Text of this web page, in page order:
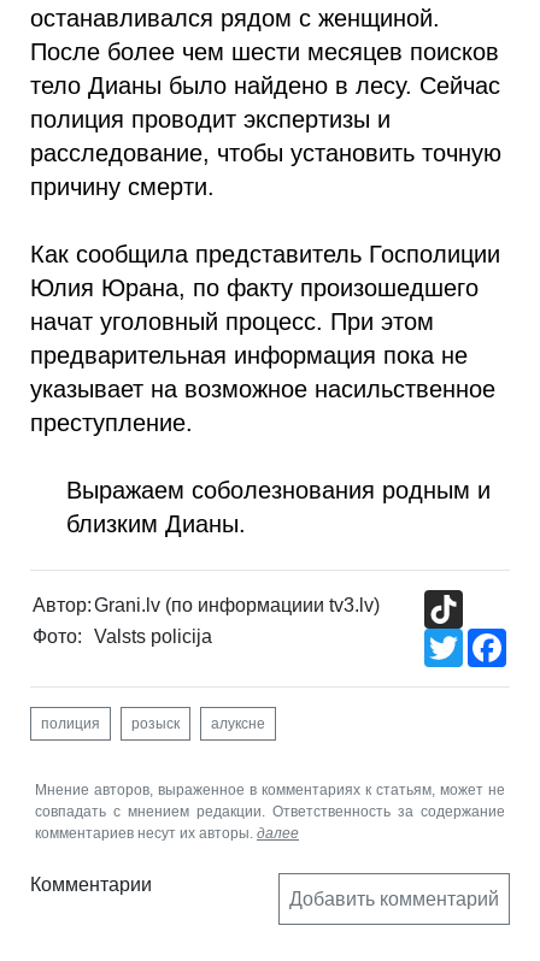
останавливался рядом с женщиной.
После более чем шести месяцев поисков
тело Дианы было найдено в лесу. Сейчас
полиция проводит экспертизы и
расследование, чтобы установить точную
причину смерти.
Как сообщила представитель Госполиции
Юлия Юрана, по факту произошедшего
начат уголовный процесс. При этом
предварительная информация пока не
указывает на возможное насильственное
преступление.
Выражаем соболезнования родным и
близким Дианы.
Автор:Grani.lv (по информациии tv3.lv)
Фото:
Valsts policija
Twitter
полиция розыск алуксне
Мнение авторов, выраженное в комментариях к статьям, может не
совпадать с мнением редакции. Ответственность за содержание
комментариев несут их авторы. далее
Комментарии
Добавить комментарий